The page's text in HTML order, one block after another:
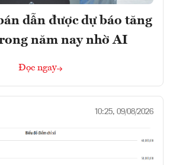
dẫn được dự báo tăng
năm nay nhờ AI
Đọc ngay
10:25, 09/08/2026